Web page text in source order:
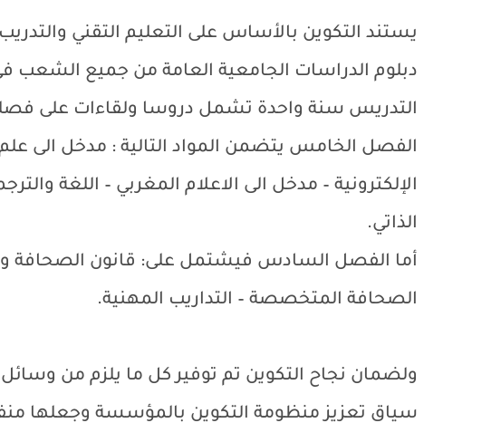
يستند التكوين بالأساس على التعليم التقني
دبلوم الدراسات الجامعية العامة من جميع الشعب
التدريس سنة واحدة تشمل دروسا ولقاءات على
الفصل الخامس يتضمن المواد التالية : مدخل الى
الإلكترونية – مدخل الى الاعلام المغربي – اللغة
الذاتي.
أما الفصل السادس فيشتمل على: قانون الصحافة
الصحافة المتخصصة – التداريب المهنية.
ولضمان نجاح التكوين تم توفير كل ما يلزم من
سياق تعزيز منظومة التكوين بالمؤسسة وجعلها